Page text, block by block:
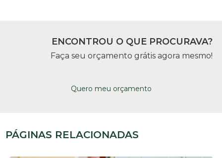
ENCONTROU O QUE PROCURAVA?
Faça seu orçamento grátis agora mesmo!
Quero meu orçamento
PÁGINAS RELACIONADAS